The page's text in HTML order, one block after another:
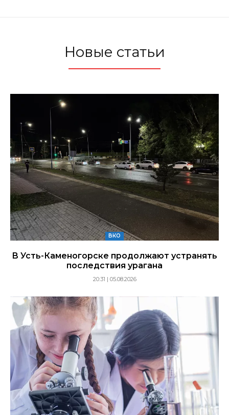
Новые статьи
ВКО
В Усть-Каменогорске продолжают устранять
последствия урагана
20:31 | 05.08.2026